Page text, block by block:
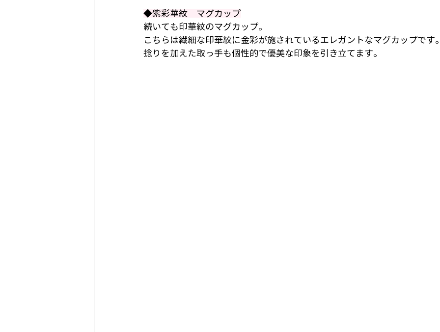
◆紫彩華紋　マグカップ
続いても印華紋のマグカップ。
こちらは繊細な印華紋に金彩が施されているエレガントなマグカップです
捻りを加えた取っ手も個性的で優美な印象を引き立てます。